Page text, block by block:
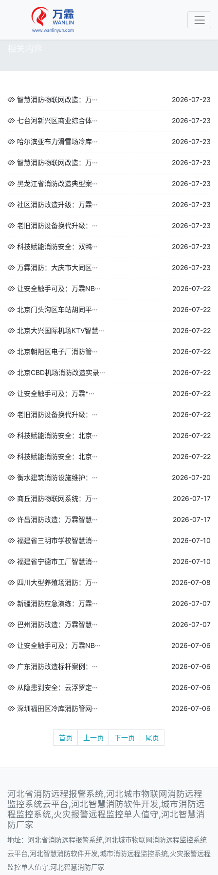
智慧消防物联网改造：万··· 2026-07-23
七台河新兴区商业综合体··· 2026-07-23
哈尔滨亚布力滑雪场冷库··· 2026-07-23
智慧消防物联网改造：万··· 2026-07-23
黑龙江省消防改造典型案··· 2026-07-23
社区消防改造升级：万霖··· 2026-07-23
老旧消防设备换代升级：··· 2026-07-23
科技赋能消防安全：双鸭··· 2026-07-23
万霖消防：大庆市大同区··· 2026-07-23
让安全触手可及：万霖NB··· 2026-07-22
北京门头沟区车站胡同平··· 2026-07-22
北京大兴国际机场KTV智慧··· 2026-07-22
北京朝阳区电子厂消防管··· 2026-07-22
北京CBD机场消防改造实录··· 2026-07-22
让安全触手可及：万霖*··· 2026-07-22
老旧消防设备换代升级：··· 2026-07-22
科技赋能消防安全：北京··· 2026-07-22
科技赋能消防安全：北京··· 2026-07-22
衡水建筑消防设施维护：··· 2026-07-20
商丘消防物联网系统：万··· 2026-07-17
许昌消防改造：万霖智慧··· 2026-07-17
福建省三明市学校智慧消··· 2026-07-10
福建省宁德市工厂智慧消··· 2026-07-10
四川大型养殖场消防：万··· 2026-07-08
新疆消防应急演练：万霖··· 2026-07-07
巴州消防改造：万霖智慧··· 2026-07-07
让安全触手可及：万霖NB··· 2026-07-06
广东消防改造标杆案例：··· 2026-07-06
从隐患到安全：云浮罗定··· 2026-07-06
深圳福田区冷库消防管网··· 2026-07-06
首页 上一页 下一页 尾页
河北省消防远程报警系统,河北城市物联网消防远程
监控系统云平台,河北智慧消防软件开发,城市消防远
程监控系统,火灾报警远程监控单人值守,河北智慧消
防厂家
地址：河北省消防远程报警系统,河北城市物联网消防远程监控系统
云平台,河北智慧消防软件开发,城市消防远程监控系统,火灾报警远程
监控单人值守,河北智慧消防厂家